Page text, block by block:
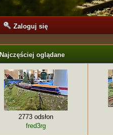
Zaloguj się
Najczęściej oglądane
2773 odsłon
fred3rg